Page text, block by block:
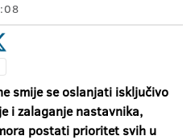
smije se oslanjati isključivo
i zalaganje nastavnika,
postati prioritet svih u